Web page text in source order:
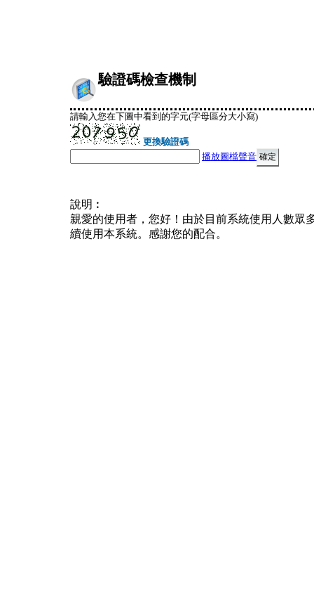
驗證碼檢查機制
請輸入您在下圖中看到的字元(字母區分大小寫)
更換驗證碼
播放圖檔聲音
說明︰
親愛的使用者，您好！由於目前系統使用人數眾
續使用本系統。感謝您的配合。